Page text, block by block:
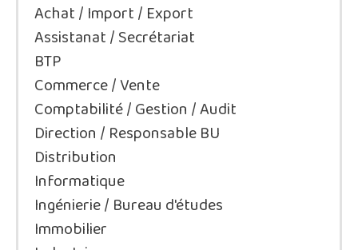
Achat / Import / Export
Assistanat / Secrétariat
BTP
Commerce / Vente
Comptabilité / Gestion / Audit
Direction / Responsable BU
Distribution
Informatique
Ingénierie / Bureau d'études
Immobilier